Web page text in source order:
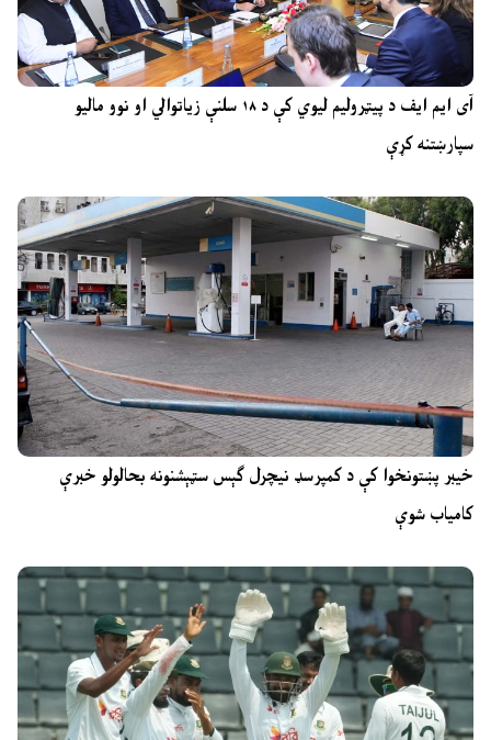
آی ایم ایف د پیټرولیم لیوي کې د ۱۸ سلنې زیاتوالي او نوو مالیو
سپارښتنه کړې
خیبر پښتونخوا کې د کمپرسډ نیچرل ګېس سټېشنونه بحالولو خبرې
کامیاب شوې